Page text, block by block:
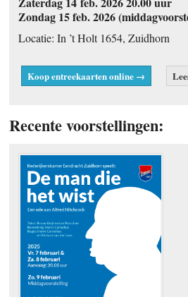
Zondag 15 feb. 2026
Locatie: In ’t Holt 1654, Zuidhorn
Koop entreekaarten online →
Recente voorstellingen: